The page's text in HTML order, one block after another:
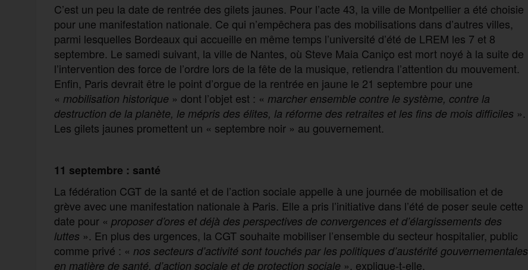
C’est un peu la date de rentrée des gilets jaunes. Pour l’acte 43, la ville de Montpellier a été choisie
pour une manifestation nationale. Ce qui n’empêchera pas des mobilisations dans d’autres villes,
parmi lesquelles Bordeaux qui accueille en même temps l’université d’été de LREM les 7 et 8
septembre. Le samedi suivant, la ville de Nantes, où Steve Maia Caniço est mort noyé à la suite de
l’intervention des force de l’ordre lors de la fête de la musique, retiendra l’attention du mouvement.
Enfin, Paris devrait être le point d’orgue de la rentrée en jaune le 21 septembre pour une
« mobilisation historique» dont l’objet est : « marcher ensemble contre le système, contre la
destruction de la planète, le mépris des élites, la réforme des retraites et les fins de mois difficiles ».
Les gilets jaunes promettent un « septembre noir » au gouvernement.
11 septembre : santé
La fédération CGT de la santé et de l’action sociale appelle à une journée de mobilisation et de
grève avec une manifestation nationale à Paris. Elle a pris l’initiative dans l’été de poser seule cette
date pour « proposer d’ores et déjà des perspectives de convergences et d’élargissements des
luttes ». En plus des urgences, la CGT souhaite mobiliser l’ensemble du secteur hospitalier, public
comme privé : « nos secteurs d’activité sont touchés par les politiques d’austérité gouvernementales
en matière de santé, d’action sociale et de protection sociale», explique-t-elle.